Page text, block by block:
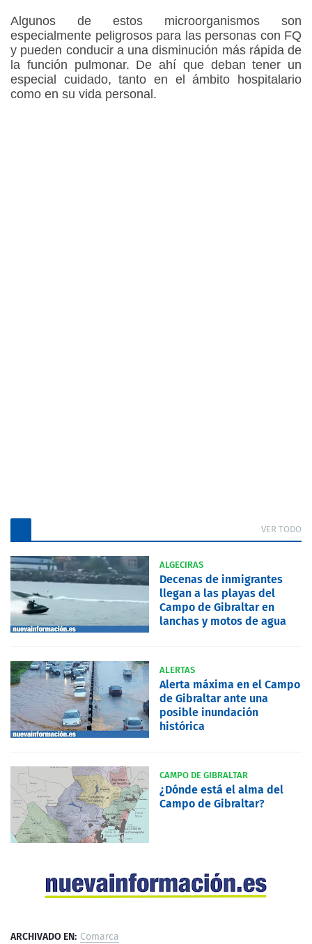
Algunos de estos microorganismos son
especialmente peligrosos para las personas con FQ
y pueden conducir a una disminución más rápida de
la función pulmonar. De ahí que deban tener un
especial cuidado, tanto en el ámbito hospitalario
como en su vida personal.
VER TODO
ALGECIRAS
Decenas de inmigrantes
llegan a las playas del
Campo de Gibraltar en
lanchas y motos de agua
ALERTAS
Alerta máxima en el Campo
de Gibraltar ante una
posible inundación
histórica
CAMPO DE GIBRALTAR
¿Dónde está el alma del
Campo de Gibraltar?
ARCHIVADO EN: Comarca